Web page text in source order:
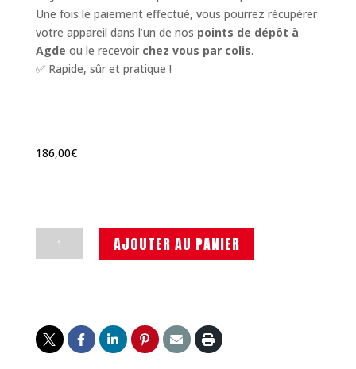
Une fois le paiement effectué, vous pourrez récupérer
votre appareil dans l’un de nos points de dépôt à
Agde ou le recevoir chez vous par colis.
✅ Rapide, sûr et pratique !
186,00€
AJOUTER AU PANIER